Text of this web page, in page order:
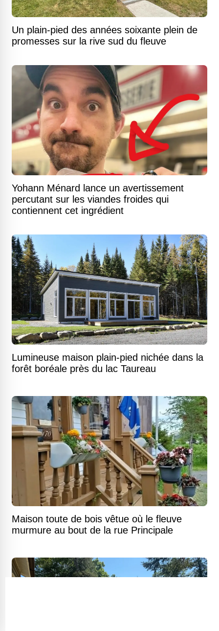
Un plain-pied des années soixante plein de
promesses sur la rive sud du fleuve
Yohann Ménard lance un avertissement
percutant sur les viandes froides qui
contiennent cet ingrédient
Lumineuse maison plain-pied nichée dans la
forêt boréale près du lac Taureau
Maison toute de bois vêtue où le fleuve
murmure au bout de la rue Principale